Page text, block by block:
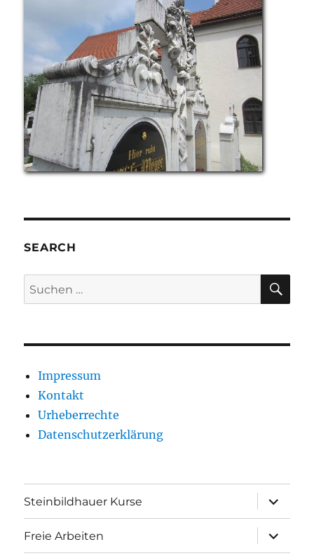
SEARCH
Suche
nach:
Impressum
Kontakt
Urheberrechte
Datenschutzerklärung
Steinbildhauer Kurse
anzeigen
Freie Arbeiten
anzeigen